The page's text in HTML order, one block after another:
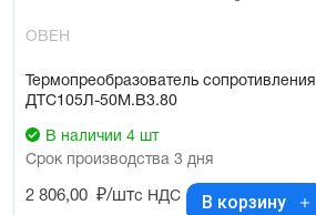
ОВЕН
Термопреобразователь сопротивления
ДТС105Л-50М.В3.80
В наличии 4 шт
Срок производства 3 дня
2 806,00 ₽/штс НДС В корзину